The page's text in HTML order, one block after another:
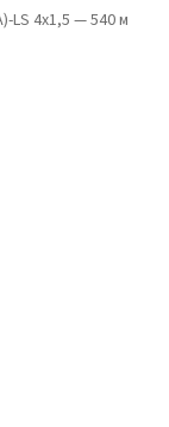
LS 4х1,5 — 540 м